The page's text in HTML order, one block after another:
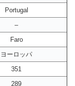
Portugal
–
Faro
ヨーロッパ
351
289